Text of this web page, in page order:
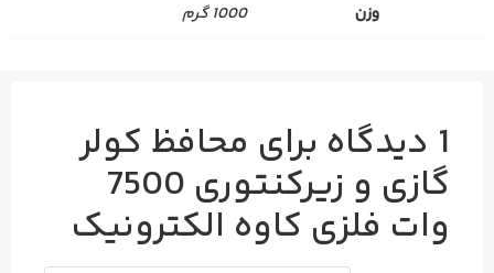
وزن 1000 گرم
1 دیدگاه برای محافظ کولر
گازی و زیرکنتوری 7500
وات فلزی کاوه الکترونیک